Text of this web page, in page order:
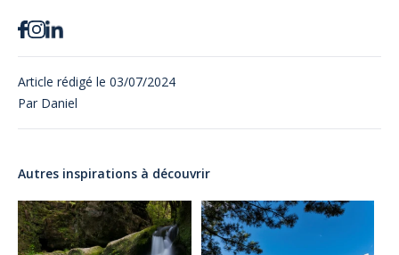
Article rédigé le 03/07/2024
Par Daniel
Autres inspirations à découvrir